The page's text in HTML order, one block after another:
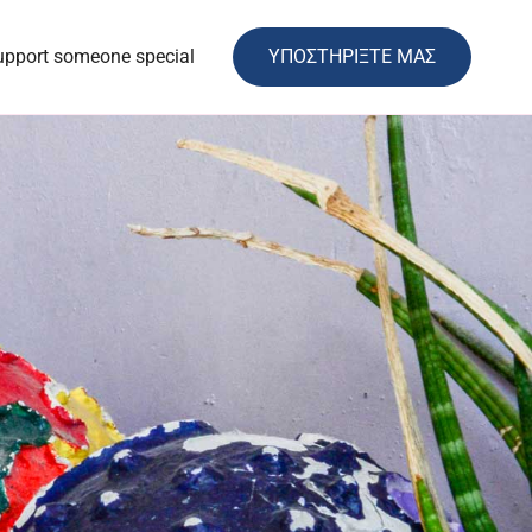
someone special ΥΠΟΣΤΗΡΙΞΤΕ ΜΑΣ